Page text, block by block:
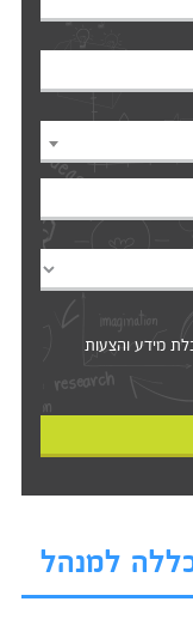
מידע והצעות
למנהל